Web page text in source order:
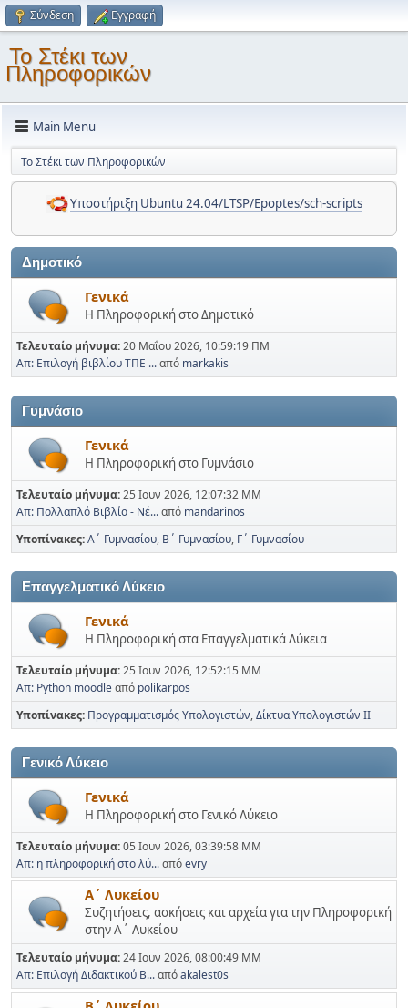
Σύνδεση Εγγραφή
Το Στέκι των
Πληροφορικών
Main Menu
Το Στέκι των Πληροφορικών
Υποστήριξη Ubuntu 24.04/LTSP/Epoptes/sch-scripts
Δημοτικό
Γενικά
Η Πληροφορική στο Δημοτικό
Τελευταίο μήνυμα:20 Μαΐου 2026, 10:59:19 ΠΜ
Απ: Επιλογή βιβλίου ΤΠΕ ...από markakis
Γυμνάσιο
Γενικά
Η Πληροφορική στο Γυμνάσιο
Τελευταίο μήνυμα:25 Ιουν 2026, 12:07:32 ΜΜ
Απ: Πολλαπλό Βιβλίο - Νέ...από mandarinos
Υποπίνακες Α΄ Γυμνασίου Β΄ Γυμνασίου Γ΄ Γυμνασίου
Επαγγελματικό Λύκειο
Γενικά
Η Πληροφορική στα Επαγγελματικά Λύκεια
Τελευταίο μήνυμα:25 Ιουν 2026, 12:52:15 ΜΜ
Απ: Python moodleαπό polikarpos
Υποπίνακες Προγραμματισμός Υπολογιστών Δίκτυα Υπολογιστών ΙΙ
Γενικό Λύκειο
Γενικά
Η Πληροφορική στο Γενικό Λύκειο
Τελευταίο μήνυμα:05 Ιουν 2026, 03:39:58 ΜΜ
Απ: η πληροφορική στο λύ...απόevry
Α΄ Λυκείου
Συζητήσεις, ασκήσεις και αρχεία για την Πληροφορική
στην Α΄ Λυκείου
Τελευταίο μήνυμα:24 Ιουν 2026, 08:00:49 ΜΜ
Απ: Επιλογή Διδακτικού Β...απόakalest0s